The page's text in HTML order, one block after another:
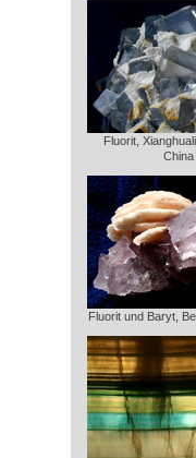
Fluorit,
China
Fluorit und Baryt,